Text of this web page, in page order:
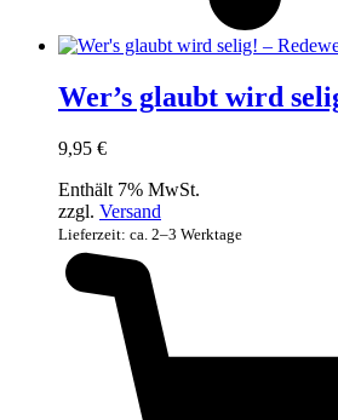
Wer’s glaubt wird
9,95 €
Enthält 7% MwSt.
zzgl. Versand
Lieferzeit: ca. 2–3 Werktage